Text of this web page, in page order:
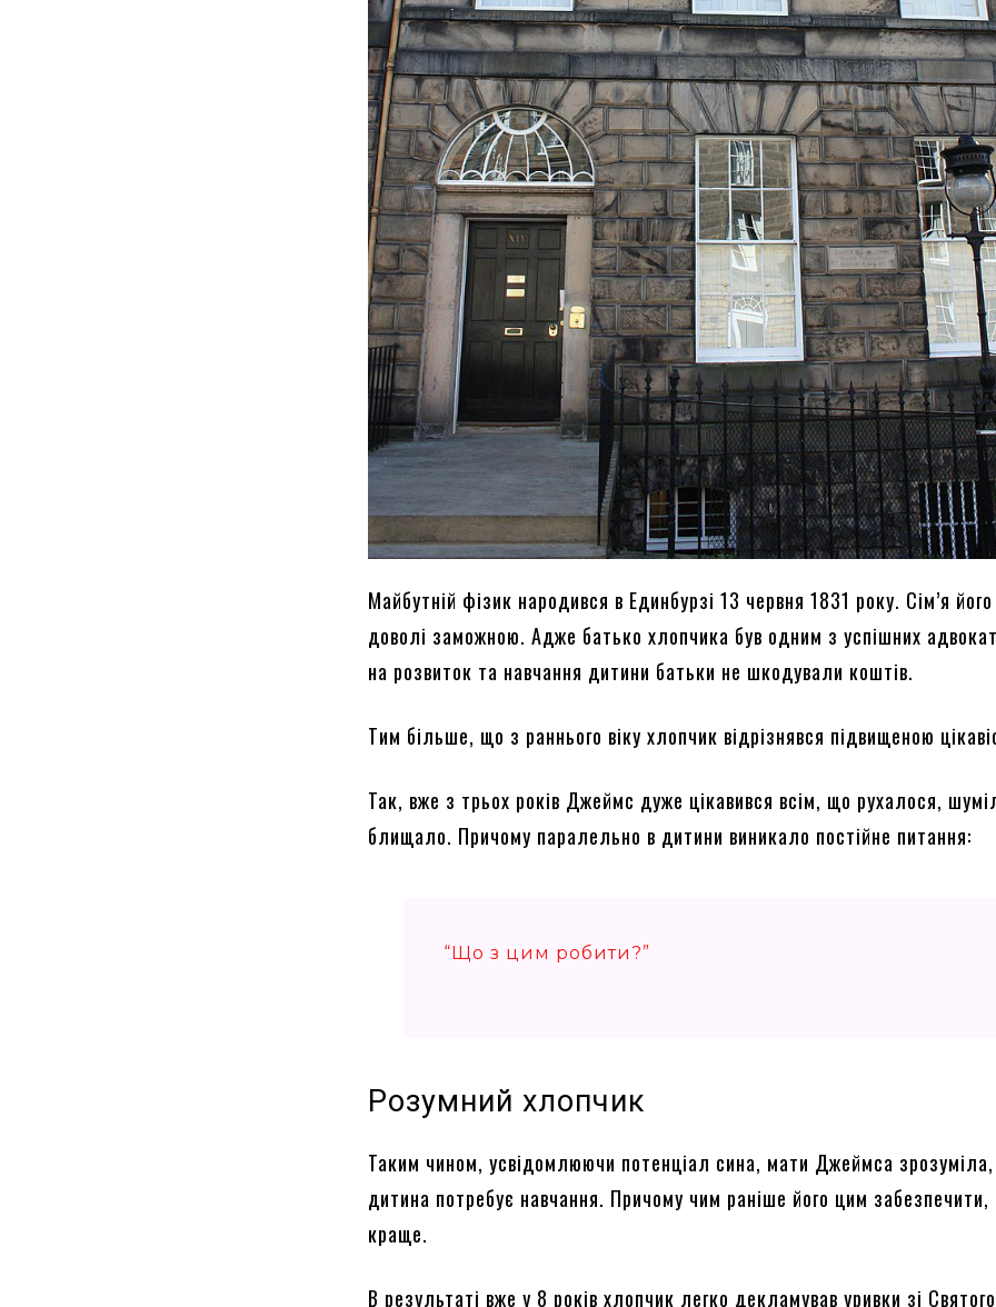
Майбутній фізик народився в Единбурзі 13 червня 1831 року. Сім’я
доволі заможною. Адже батько хлопчика був одним з успішних
на розвиток та навчання дитини батьки не шкодували коштів.
Тим більше, що з раннього віку хлопчик відрізнявся підвищеною
Так, вже з трьох років Джеймс дуже цікавився всім, що рухалося,
блищало. Причому паралельно в дитини виникало постійне питання:
“Що з цим робити?”
Розумний хлопчик
Таким чином, усвідомлюючи потенціал сина, мати Джеймса
дитина потребує навчання. Причому чим раніше його цим забезпечити,
краще.
В результаті вже у 8 років хлопчик легко декламував уривки зі Святого